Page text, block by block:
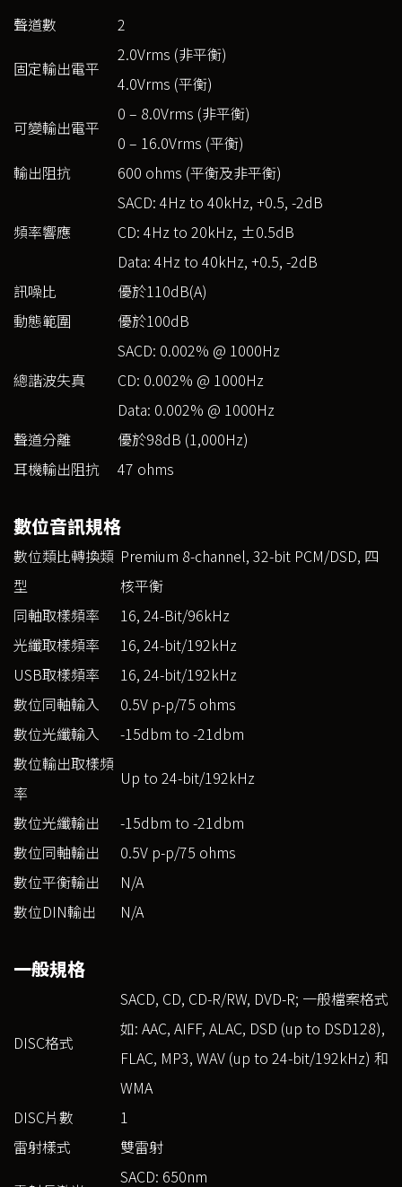
聲道數 2
固定輸出電平
2.0Vrms (非平衡)
4.0Vrms (平衡)
可變輸出電平
0 – 8.0Vrms (非平衡)
0 – 16.0Vrms (平衡)
輸出阻抗
600 ohms (平衡及非平衡)
頻率響應
SACD: 4Hz to 40kHz, +0.5, -2dB
CD: 4Hz to 20kHz, ±0.5dB
Data: 4Hz to 40kHz, +0.5, -2dB
訊噪比
優於110dB(A)
動態範圍
優於100dB
總諧波失真
SACD: 0.002% @ 1000Hz
CD: 0.002% @ 1000Hz
Data: 0.002% @ 1000Hz
聲道分離
優於98dB (1,000Hz)
耳機輸出阻抗
47 ohms
數位音訊規格
數位類比轉換類
型
Premium 8-channel, 32-bit PCM/DSD, 四
核平衡
同軸取樣頻率
16, 24-Bit/96kHz
光纖取樣頻率
16, 24-bit/192kHz
USB取樣頻率
16, 24-bit/192kHz
數位同軸輸入
0.5V p-p/75 ohms
數位光纖輸入
-15dbm to -21dbm
數位輸出取樣頻
率
Up to 24-bit/192kHz
數位光纖輸出
-15dbm to -21dbm
數位同軸輸出
0.5V p-p/75 ohms
數位平衡輸出
N/A
數位DIN輸出
N/A
一般規格
DISC格式
SACD, CD, CD-R/RW, DVD-R; 一般檔案格式
如: AAC, AIFF, ALAC, DSD (up to DSD128),
FLAC, MP3, WAV (up to 24-bit/192kHz) 和
WMA
DISC片數
1
雷射樣式
雙雷射
SACD: 650nm